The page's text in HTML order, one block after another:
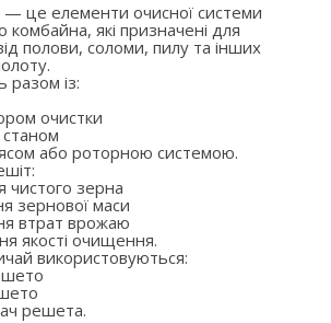
це елементи очисної системи
які призначені для
полови, соломи, пилу та інших
із:
очистки
або роторною системою.
чистого зерна
зернової маси
втрат врожаю
якості очищення.
використовуються:
решета.